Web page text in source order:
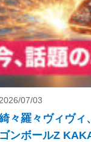
2026/07/03
々羅々ヴィヴィ
ンボールZ